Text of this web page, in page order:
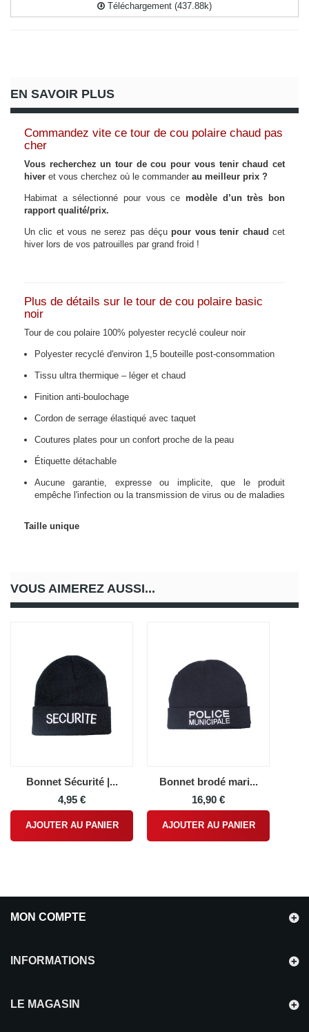
Téléchargement (437.88k)
EN SAVOIR PLUS
Commandez vite ce tour de cou polaire chaud pas
cher
Vous recherchez un tour de cou pour vous tenir chaud cet
hiver et vous cherchez où le commander au meilleur prix ?
Habimat a sélectionné pour vous ce modèle d’un très bon
rapport qualité/prix.
Un clic et vous ne serez pas déçupour vous tenir chaud cet
hiver lors de vos patrouilles par grand froid !
Plus de détails sur le tour de cou polaire basic
noir
Tour de cou polaire 100% polyester recyclé couleur noir
Polyester recyclé d'environ 1,5 bouteille post-consommation
Tissu ultra thermique – léger et chaud
Finition anti-boulochage
Cordon de serrage élastiqué avec taquet
Coutures plates pour un confort proche de la peau
Étiquette détachable
Aucune garantie, expresse ou implicite, que le produit
empêche l'infection ou la transmission de virus ou de maladies
Taille unique
VOUS AIMEREZ AUSSI...
Bonnet Sécurité |...
4,95 €
AJOUTER AU PANIER
Bonnet brodé mari...
16,90 €
AJOUTER AU PANIER
MON COMPTE
INFORMATIONS
LE MAGASIN